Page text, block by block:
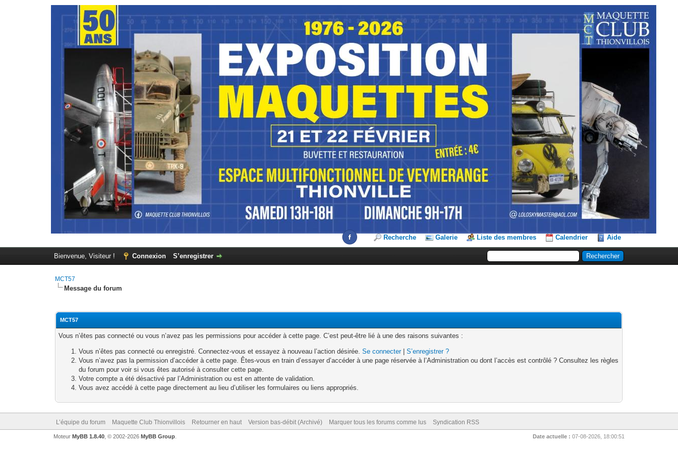
Recherche Galerie Liste des membres Calendrier Aide
Bienvenue, Visiteur ! Connexion S’enregistrer
MCT57
Message du forum
MCT57
Vous n’êtes pas connecté ou vous n’avez pas les permissions pour accéder à cette page. C’est peut-être lié à une des raisons suivantes :
Vous n’êtes pas connecté ou enregistré. Connectez-vous et essayez à nouveau l’action désirée.Se connecter|S’enregistrer ?
Vous n’avez pas la permission d’accéder à cette page. Êtes-vous en train d’essayer d’accéder à une page réservée à l’Administration ou dont l’accès est contrôlé ? Consultez les règles
du forum pour voir si vous êtes autorisé à consulter cette page.
Votre compte a été désactivé par l’Administration ou est en attente de validation.
Vous avez accédé à cette page directement au lieu d’utiliser les formulaires ou liens appropriés.
L’équipe du forum Maquette Club Thionvillois Retourner en haut Version bas-débit (Archivé) Marquer tous les forums comme lus Syndication RSS
Date actuelle : 07-08-2026, 18:00:51
Moteur MyBB 1.8.40, © 2002-2026 MyBB Group.